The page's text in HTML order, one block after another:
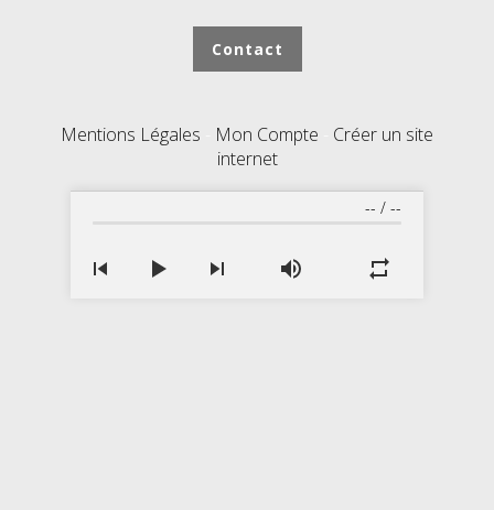
Contact
Mentions Légales Mon Compte
Créer un site
internet
-- / --